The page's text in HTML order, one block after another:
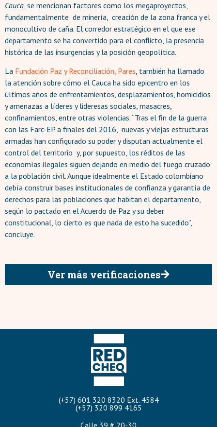
Cauca, se mencionan factores como los megaproyectos,
fundamentalmente de minería, creación de la zona franca y el
monocultivo de caña. El corredor estratégico en el que ese
departamento se ha convertido para el conflicto, la presencia
histórica de las insurgencias y la posición geopolítica.
La Fundación Paz y Reconciliación, Pares , también ha llamado
la atención sobre cómo el Cauca ha sido epicentro en los
últimos años de enfrentamientos, desplazamientos, homicidios
y amenazas a líderes y lideresas sociales, masacres,
confinamientos, entre otras violencias. “Tras el fin de la guerra
con las Farc-EP a finales del 2016, nuevas y viejas estructuras
armadas han configurado su poder y disputan actualmente el
control del territorio y, por supuesto, los réditos de las
economías ilegales siguen dejando en medio del fuego cruzado
a la población civil. Aunque idealmente el Estado colombiano
debía construir bases institucionales de confianza y garantía de
derechos para las poblaciones que habitan el departamento,
según lo pactado en el Acuerdo de Paz y su deber
constitucional, lo cierto es que nada de esto ha sucedido”,
concluye.
Ver más verificaciones
(+57) 601 320 8320 Ext. 4584
(+57) 320 899 4165
Calle 39 # 20-30